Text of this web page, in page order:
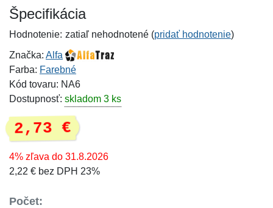
Špecifikácia
Hodnotenie: zatiaľ nehodnotené (pridať hodnotenie)
Značka: Alfa
Farba: Farebné
Kód tovaru: NA6
Dostupnosť: skladom 3 ks
2,73 €
4% zľava do 31.8.2026
2,22 € bez DPH 23%
Počet: